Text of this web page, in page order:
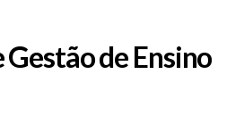
de Ensino